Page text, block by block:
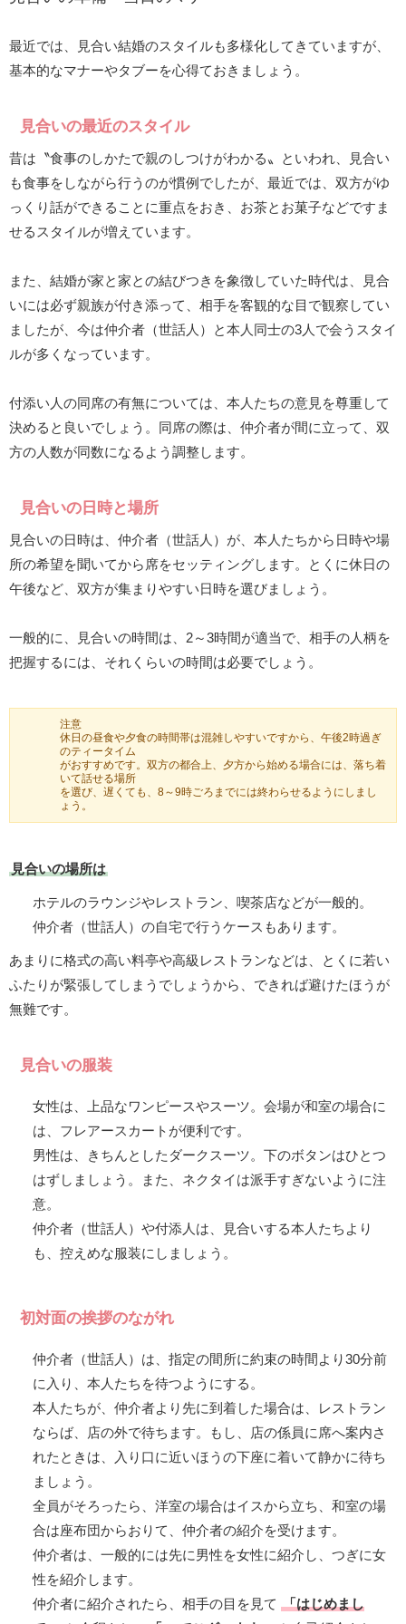
最近では、見合い結婚のスタイルも多様化してきていますが、
基本的なマナーやタブーを心得ておきましょう。
見合いの最近のスタイル
昔は〝食事のしかたで親のしつけがわかる〟といわれ、見合い
も食事をしながら行うのが慣例でしたが、最近では、双方がゆ
っくり話ができることに重点をおき、お茶とお菓子などですま
せるスタイルが増えています。
また、結婚が家と家との結びつきを象徴していた時代は、見合
いには必ず親族が付き添って、相手を客観的な目で観察してい
ましたが、今は仲介者（世話人）と本人同士の3人で会うスタイ
ルが多くなっています。
付添い人の同席の有無については、本人たちの意見を尊重して
決めると良いでしょう。同席の際は、仲介者が間に立って、双
方の人数が同数になるよう調整します。
見合いの日時と場所
見合いの日時は、仲介者（世話人）が、本人たちから日時や場
所の希望を聞いてから席をセッティングします。とくに休日の
午後など、双方が集まりやすい日時を選びましょう。
一般的に、見合いの時間は、2～3時間が適当で、相手の人柄を
把握するには、それくらいの時間は必要でしょう。
注意
休日の昼食や夕食の時間帯は混雑しやすいですから、午後2時過ぎ
のティータイム
がおすすめです。双方の都合上、夕方から始める場合には、落ち着
いて話せる場所
を選び、遅くても、8～9時ごろまでには終わらせるようにしまし
ょう。
見合いの場所は
ホテルのラウンジやレストラン、喫茶店などが一般的。
仲介者（世話人）の自宅で行うケースもあります。
あまりに格式の高い料亭や高級レストランなどは、とくに若い
ふたりが緊張してしまうでしょうから、できれば避けたほうが
無難です。
見合いの服装
女性は、上品なワンピースやスーツ。会場が和室の場合に
は、フレアースカートが便利です。
男性は、きちんとしたダークスーツ。下のボタンはひとつ
はずしましょう。また、ネクタイは派手すぎないように注
意。
仲介者（世話人）や付添人は、見合いする本人たちより
も、控えめな服装にしましょう。
初対面の挨拶のながれ
仲介者（世話人）は、指定の間所に約束の時間より30分前
に入り、本人たちを待つようにする。
本人たちが、仲介者より先に到着した場合は、レストラン
ならば、店の外で待ちます。もし、店の係員に席へ案内さ
れたときは、入り口に近いほうの下座に着いて静かに待ち
ましょう。
全員がそろったら、洋室の場合はイスから立ち、和室の場
合は座布団からおりて、仲介者の紹介を受けます。
仲介者は、一般的には先に男性を女性に紹介し、つぎに女
性を紹介します。
仲介者に紹介されたら、相手の目を見て 「はじめまし